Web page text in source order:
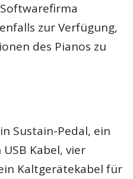
zur Verfügung,
des Pianos zu
Sustain-Pedal, ein
Kabel, vier
Kaltgerätekabel für